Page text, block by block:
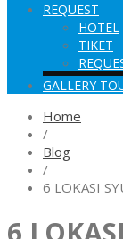
REQUEST
HOTEL
TIKET
GALLERY
Home
/
Blog
/
6 LOKASI